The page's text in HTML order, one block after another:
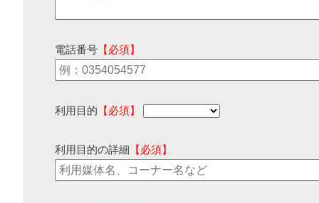
電話番号 【必須】
利用目的 【必須】
利用目的の詳細 【必須】